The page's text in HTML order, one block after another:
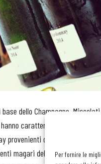
Per fornire le
dello Champagne.
caratteristiche che
provenienti da zone diverse
magari dello stesso